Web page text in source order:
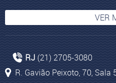
VER
Pacotes para
RJ (21) 2705-3080
R. Gavião Peixoto, 70, Sala